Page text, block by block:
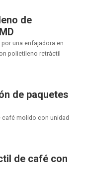
de
una enfajadora en
polietileno retráctil
de paquetes
café molido con unidad
de café con